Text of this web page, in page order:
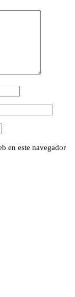
en este navegador